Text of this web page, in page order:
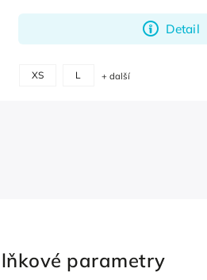
Detail
XS L + další
parametry